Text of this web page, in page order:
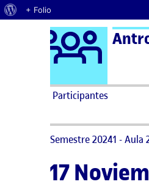
Acerca de WordPress
+ Folio
Saltar al contenido Logo
Participantes
Semestre 20241 - Aula
17